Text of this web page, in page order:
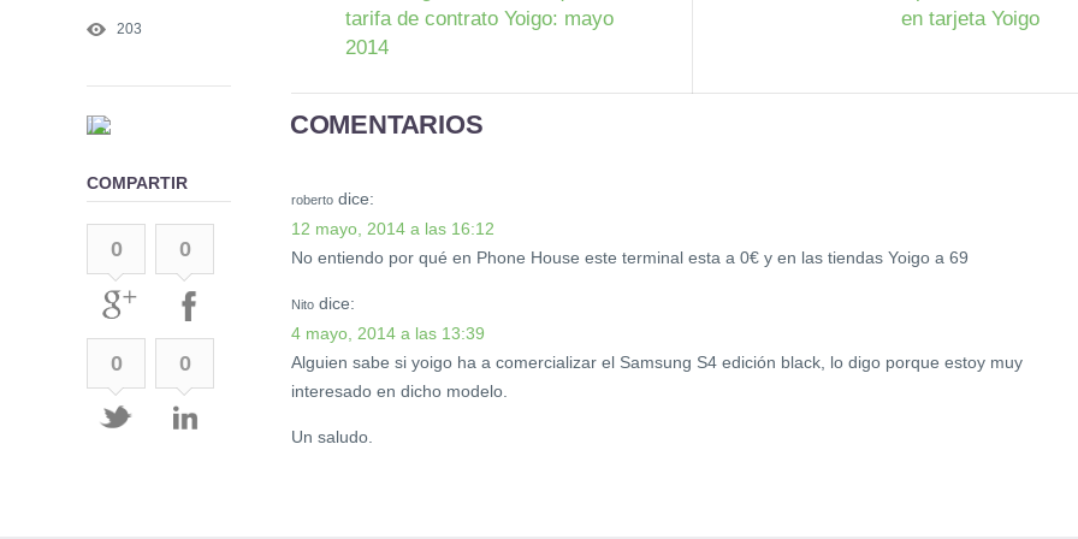
tarifa de contrato Yoigo: mayo
2014
en tarjeta Yoigo
COMENTARIOS
roberto dice:
12 mayo, 2014 a las 16:12
No entiendo por qué en Phone House este terminal esta a 0€ y en las tiendas Yoigo a 69
Nito dice:
4 mayo, 2014 a las 13:39
Alguien sabe si yoigo ha a comercializar el Samsung S4 edición black, lo digo porque estoy muy
interesado en dicho modelo.
Un saludo.
203
COMPARTIR
0 0
0 0